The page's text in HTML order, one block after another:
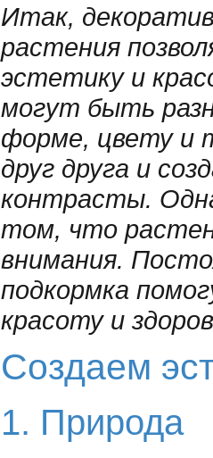
Итак,
растения
эстетику и
могут быть
форме, цвету и
друг друга и
контрасты.
том, что
внимания.
подкормка
красоту и
Создаем
1. Природа